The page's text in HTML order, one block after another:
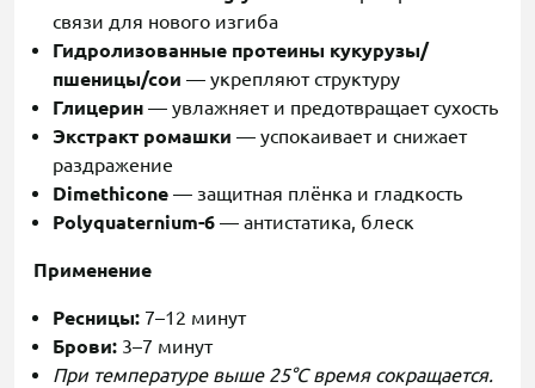
связи для нового изгиба
Гидролизованные протеины кукурузы/
пшеницы/сои — укрепляют структуру
Глицерин — увлажняет и предотвращает сухость
Экстракт ромашки — успокаивает и снижает
раздражение
Dimethicone — защитная плёнка и гладкость
Polyquaternium-6 — антистатика, блеск
Применение
Ресницы: 7–12 минут
Брови: 3–7 минут
При температуре выше 25°C время сокращается.